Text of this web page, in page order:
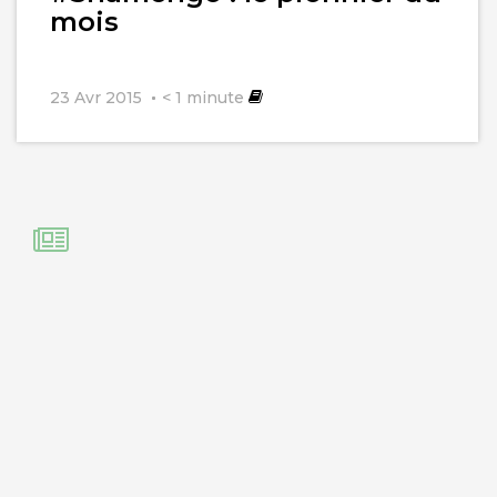
mois
23 Avr 2015 < 1 minute